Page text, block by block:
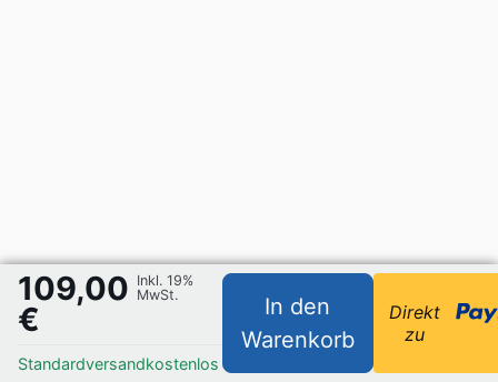
109,00
€
Inkl. 19%
MwSt.
Standardversandkostenlos
In den
Warenkorb
Direkt
zu